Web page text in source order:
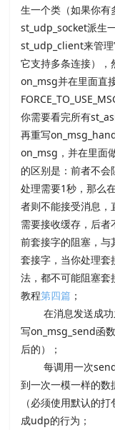
生一个类（如果你
st_udp_socket派生
st_udp_client来管
它支持多条连接），
on_msg并在里面直
你需要看完所有
再重写
on_msg，并在里面
的区别是：前者不
处理需要1秒，那么
者则不能接受消息
需要接收缓存，后者
前套接字的阻塞，
套接字，当你处理
法，都不可能阻塞
教程第四篇 ；
在消息发送成功
写on_msg_send函
后的）；
每调用一次
到一次一模一样的数
（必须使用默认的
成udp的行为；